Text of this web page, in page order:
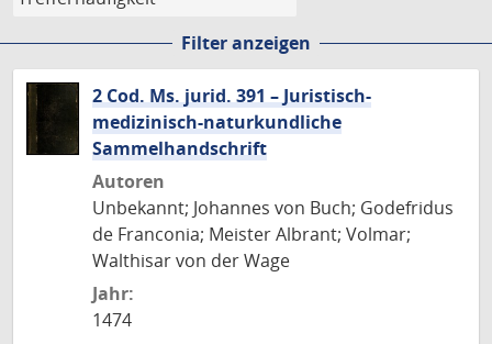
Filter anzeigen
2 Cod. Ms. jurid. 391 – Juristisch-
medizinisch-naturkundliche
Sammelhandschrift
Autoren
Unbekannt; Johannes von Buch; Godefridus
de Franconia; Meister Albrant; Volmar;
Walthisar von der Wage
Jahr:
1474